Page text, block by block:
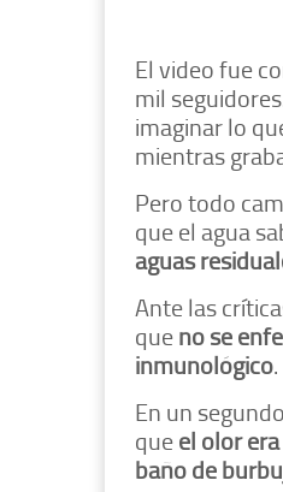
El video fue
mil
imaginar lo
mientras
Pero todo
que el agua
aguas
Ante las
queno se
inmunológico.
En un
queel olor
baño de